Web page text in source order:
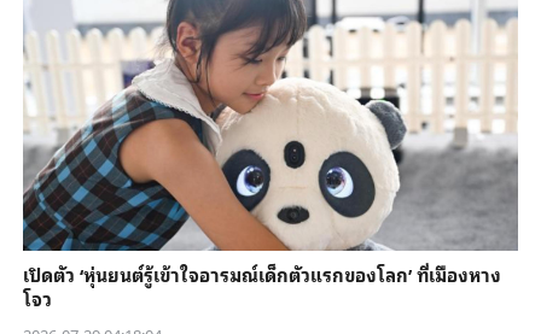
เปิดตัว ‘หุ่นยนต์รู้เข้าใจอารมณ์เด็กตัวแรกของโลก’ ที่เมืองหาง
โจว